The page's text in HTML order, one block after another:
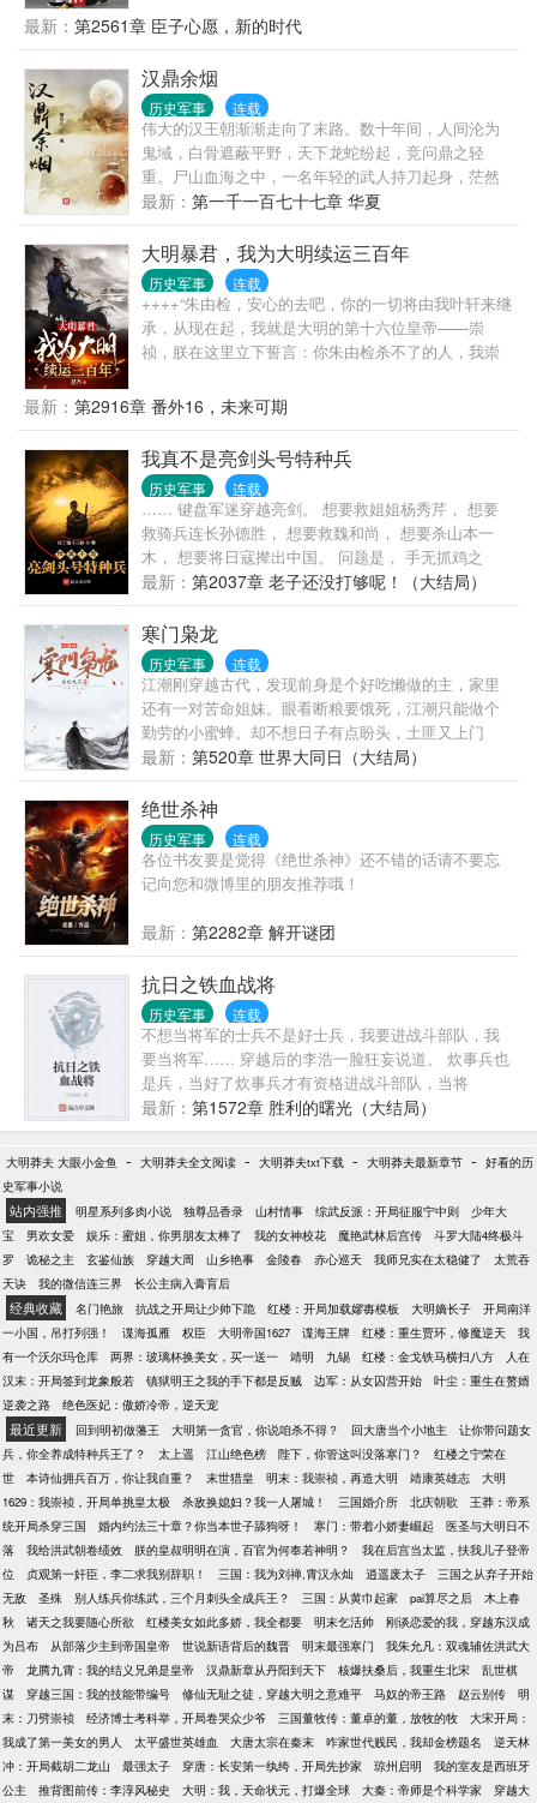
王流打脸流，请读者...
最新： 第2561章 臣子心愿，新的时代
汉鼎余烟
历史军事 连载
伟大的汉王朝渐渐走向了末路。数十年间，人间沦为
鬼域，白骨遮蔽平野，天下龙蛇纷起，竞问鼎之轻
重。尸山血海之中，一名年轻的武人持刀起身，茫然
四望，但见凛凛英雄犹在；而汉鼎余烟未尽，孰能续
之？ 读者群：298286432
最新： 第一千一百七十七章 华夏
大明暴君，我为大明续运三百年
历史军事 连载
++++“朱由检，安心的去吧，你的一切将由我叶轩来继
承，从现在起，我就是大明的第十六位皇帝——崇
祯，朕在这里立下誓言：你朱由检杀不了的人，我崇
成、张献忠造反？那也要看朕给不给他们机会！建奴
屠我中原族人？那朕便屠了建奴，亡其种，灭其族！
八大晋商私通建奴，为其耳目？那朕便抄家灭族！文
人无知、无能、无耻，叛国投敌，那就杀他个天翻地
覆！……一句话，天命在吾身，你朱由检做的了的我
崇祯要做，你朱由检做不了的事情我崇祯更能做，总
之，朕要大明人人如君子，国无患，世有道！未来有
一天，朕要让瓦剌、鞑靼等部成为我大明的牧场，让
西蕃、吐蕃成为我大明的果园，让缅甸、暹罗、安南
扶桑等地成为我大明的矿区。八方来贺，万国来朝，
为这大明再续三百年国运！”
最新： 第2916章 番外16，未来可期
我真不是亮剑头号特种兵
历史军事 连载
…… 键盘军迷穿越亮剑。 想要救姐姐杨秀芹， 想要
救骑兵连长孙德胜， 想要救魏和尚， 想要杀山本一
木， 想要将日寇撵出中国。 问题是， 手无抓鸡之
力，枪法稀烂，怎么办？ “叮咚！” “026后勤仓库开
启！” ……
最新： 第2037章 老子还没打够呢！（大结局）
寒门枭龙
历史军事 连载
江潮刚穿越古代，发现前身是个好吃懒做的主，家里
还有一对苦命姐妹。眼看断粮要饿死，江潮只能做个
勤劳的小蜜蜂。却不想日子有点盼头，土匪又上门
了。都不想我活是吧？那我就先弄死你，我可是全能
特工，先弄几颗土雷轰你娘的。土雷不怕？枪怕不
怕？要不就搞几门炮炸你玩玩！没事，数理化哥全
能。你来再多，有的是办法对付你。朝为田舍郎，暮
登天子堂！从乡野到朝堂，江潮靠着领先这个时代千
年的知识，竟渐渐握住了这个强盛王朝的脉搏。
最新： 第520章 世界大同日（大结局）
绝世杀神
历史军事 连载
各位书友要是觉得《绝世杀神》还不错的话请不要忘
记向您和微博里的朋友推荐哦！
最新： 第2282章 解开谜团
抗日之铁血战将
历史军事 连载
不想当将军的士兵不是好士兵，我要进战斗部队，我
要当将军…… 穿越后的李浩一脸狂妄说道。 炊事兵也
是兵，当好了炊事兵才有资格进战斗部队，当将
军…… 团首长狠狠瞪了一眼李浩回答 。 从此以后，
李浩就开始了自己从炊事兵到将军的战斗生涯……
最新： 第1572章 胜利的曙光（大结局）
大明莽夫 大眼小金鱼 - 大明莽夫全文阅读 - 大明莽夫txt下载 - 大明莽夫最新章节 - 好看的历
史军事小说
站内强推 明星系列多肉小说 独尊品香录 山村情事 综武反派：开局征服宁中则
少年大
宝
男欢女爱 娱乐：蜜姐，你男朋友太棒了 我的女神校花 魔艳武林后宫传
斗罗大陆4终极斗
罗
诡秘之主 玄鉴仙族 穿越大周 山乡艳事 金陵春 赤心巡天 我师兄实在太稳健了
太荒吞
天诀
我的微信连三界 长公主病入膏肓后
经典收藏 名门艳旅 抗战之开局让少帅下跪 红楼：开局加载嫪毐模板 大明嫡长子
开局南洋
一小国，吊打列强！
谍海孤雁 权臣 大明帝国1627 谍海王牌 红楼：重生贾环，修魔逆天
我
有一个沃尔玛仓库
两界：玻璃杯换美女，买一送一 靖明 九锡 红楼：金戈铁马横扫八方
人在
汉末：开局签到龙象般若
镇狱明王之我的手下都是反贼 边军：从女囚营开始
叶尘：重生在赘婿
逆袭之路
绝色医妃：傲娇冷帝，逆天宠
最近更新 回到明初做藩王 大明第一贪官，你说咱杀不得？ 回大唐当个小地主
让你带问题女
兵，你全养成特种兵王了？
太上遥 江山绝色榜 陛下，你管这叫没落寒门？
红楼之宁荣在
世
本诗仙拥兵百万，你让我自重？ 末世猎皇 明末：我崇祯，再造大明 靖康英雄志
大明
1629：我崇祯，开局单挑皇太极
杀敌换媳妇？我一人屠城！ 三国婚介所 北庆朝歌
王莽：帝系
统开局杀穿三国
婚内约法三十章？你当本世子舔狗呀！ 寒门：带着小娇妻崛起
医圣与大明日不
落
我给洪武朝卷绩效 朕的皇叔明明在演，百官为何奉若神明？
我在后宫当太监，扶我儿子登帝
位
贞观第一奸臣，李二求我别辞职！ 三国：我为刘禅,霄汉永灿 逍遥废太子
三国之从弃子开始
无敌
圣殊 别人练兵你练武，三个月刺头全成兵王？ 三国：从黄巾起家 pai算尽之后
木上春
秋
诸天之我要随心所欲 红楼美女如此多娇，我全都要 明末乞活帅
刚谈恋爱的我，穿越东汉成
为吕布
从部落少主到帝国皇帝 世说新语背后的魏晋 明末最强寒门
我朱允凡：双魂辅佐洪武大
帝
龙腾九霄：我的结义兄弟是皇帝 汉鼎新章从丹阳到天下 核爆扶桑后，我重生北宋
乱世棋
谋
穿越三国：我的技能带编号 修仙无耻之徒，穿越大明之意难平 马奴的帝王路 赵云别传
明
末：刀劈崇祯
经济博士考科举，开局卷哭众少爷 三国董牧传：董卓的董，放牧的牧
大宋开局：
我成了第一美女的男人
太平盛世英雄血 大唐太宗在秦末 咋家世代贱民，我却金榜题名
逆天林
冲：开局截胡二龙山
最强太子 穿唐：长安第一纨绔，开局先抄家 琼州启明
我的室友是西班牙
公主
推背图前传：李淳风秘史 大明：我，天命状元，打爆全球 大秦：帝师是个科学家 穿越大